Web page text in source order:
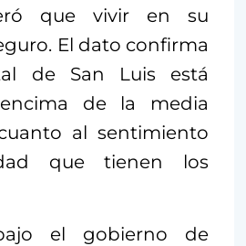
que vivir en su
El dato confirma
de San Luis está
de la media
al sentimiento
que tienen los
el gobierno de